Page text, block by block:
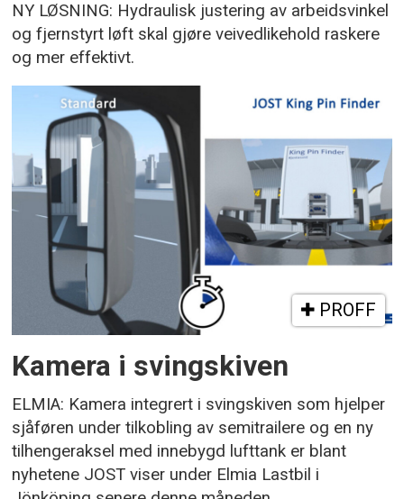
NY LØSNING: Hydraulisk justering av arbeidsvinkel
og fjernstyrt løft skal gjøre veivedlikehold raskere
og mer effektivt.
PROFF
Kamera i svingskiven
ELMIA: Kamera integrert i svingskiven som hjelper
sjåføren under tilkobling av semitrailere og en ny
tilhengeraksel med innebygd lufttank er blant
nyhetene JOST viser under Elmia Lastbil i